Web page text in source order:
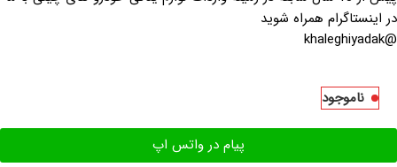
در اینستاگرام همراه شوید
@khaleghiyadak
ناموجود
پیام در واتس اپ